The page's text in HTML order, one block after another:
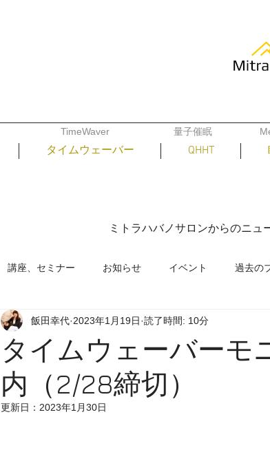
TimeWaver 量子催眠
タイムウェーバー QHHT
ミトラハバノサロンからのニ
講座、セミナー お知らせ イベント 過去の
タイムウェーバーモ
内（2/28締切）
飯田幸代 2023年1月19日 読了時間: 10分
更新日： 2023年1月30日